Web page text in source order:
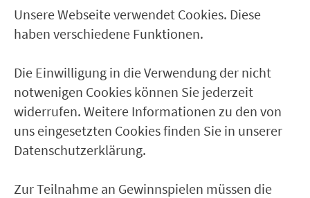
LINIENVERLAUFSPLAN
Jahresfahrplan 2026 Pleinfeld -
('Hesselbergbahn') (PDF, ca. 2 MB)
Ver­kehrs­ver­bund Groß­raum
Nürn­berg
Unsere Webseite verwendet Cookies. Diese
haben verschiedene Funktionen.
Die Einwilligung in die Verwendung der nicht
notwenigen Cookies können Sie jederzeit
widerrufen. Weitere Informationen zu den von
uns eingesetzten Cookies finden Sie in unserer
Datenschutzerklärung.
Zur Teilnahme an Gewinnspielen müssen die